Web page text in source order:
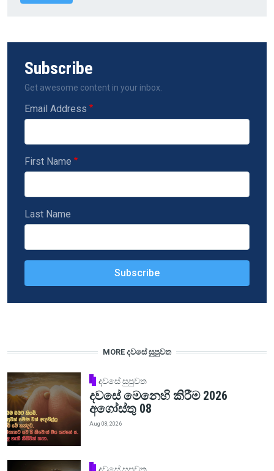
Subscribe
Get awesome content in your inbox.
Email Address
First Name
Last Name
MORE දවසේ සුපුවත
දවසේ සුපුවත
දවසේ මෙනෙහි කිරීම 2026
අගෝස්තු 08
Aug 08, 2026
දවසේ සුපුවත